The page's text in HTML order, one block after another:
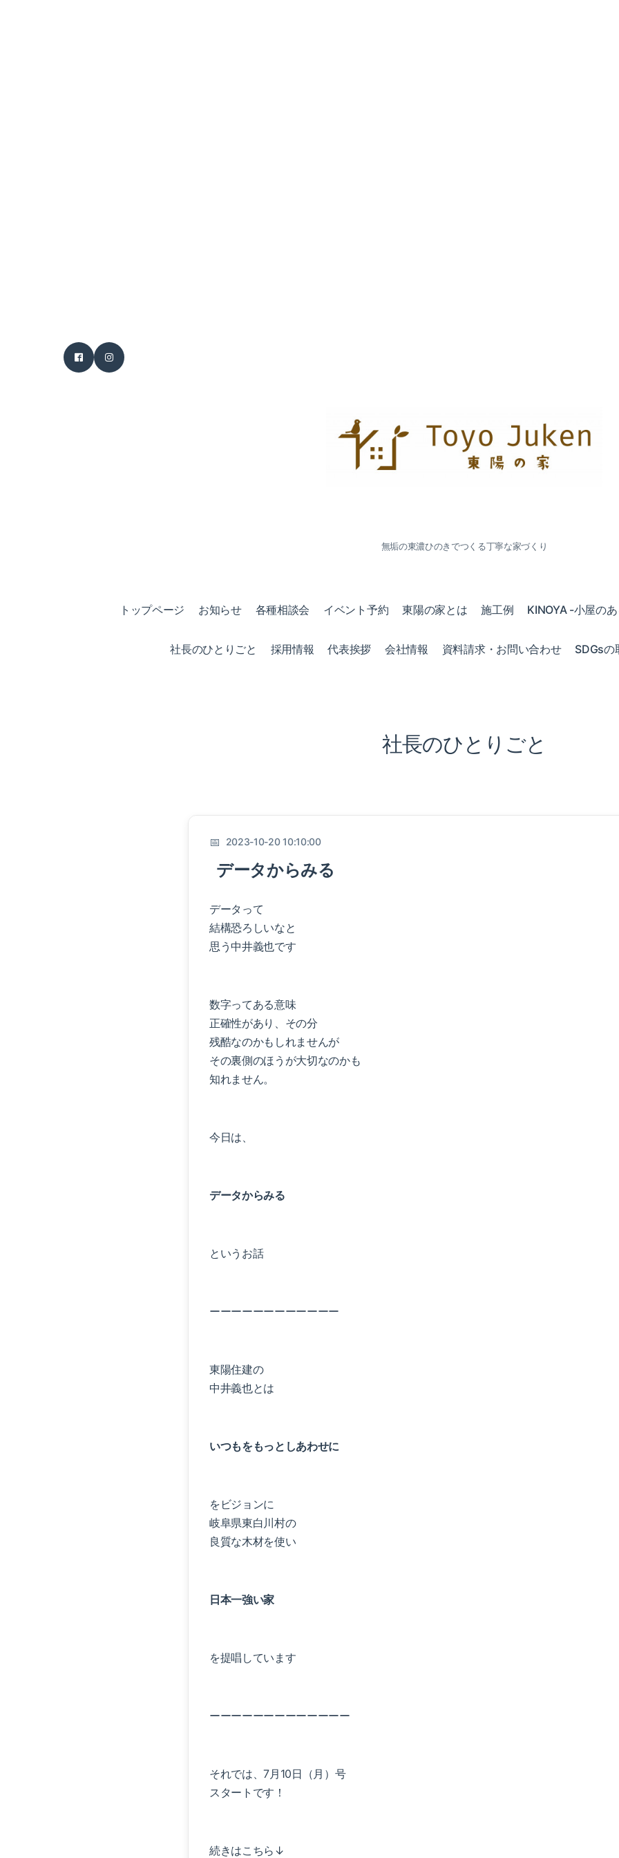
無垢の東濃ひのきでつくる丁寧な家づくり
トップページ お知らせ 各種相談会 イベント予約 東陽の家とは 施工例 KINOYA -小屋の
社長のひとりごと 採用情報 代表挨拶 会社情報 資料請求・お問い合わせ SDGsの
社長のひとりごと
2023-10-20 10:10:00
データからみる
データって
結構恐ろしいなと
思う中井義也です
数字ってある意味
正確性があり、その分
残酷なのかもしれませんが
その裏側のほうが大切なのかも
知れません。
今日は、
データからみる
というお話
ーーーーーーーーーーーー
東陽住建の
中井義也とは
いつもをもっとしあわせに
をビジョンに
岐阜県東白川村の
良質な木材を使い
日本一強い家
を提唱しています
ーーーーーーーーーーーーー
それでは、7月10日（月）号
スタートです！
続きはこちら↓